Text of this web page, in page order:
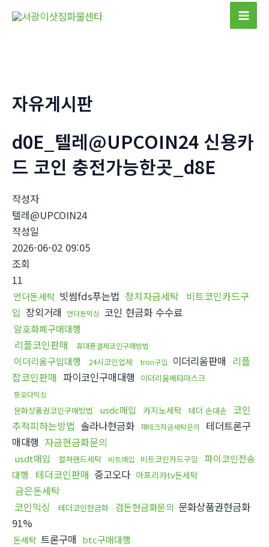
Main
자유게시판
d0E_텔레@UPCOIN24 신용카
드 코인 충전가능한곳_d8E
작성자
텔레@UPCOIN24
작성일
2026-06-02 09:05
조회
11
언더돈세탁 빗썸fds푸는법 정치자금세탁 비트코인카드구
입 장외거래 언더돈믹싱 코인 현금화 수수료
암호화폐구매대행
리플코인판매 휴대폰결제코인구매방법
이더리움구입대행 24시코인업체 tron구입 이더리움판매 리플
잡코인판매 파이코인구매대행 이더리움메타마스크
핑오다믹싱
문화상품권코인구매방법 usdc매입 카지노세탁 테더 손대손 코인
추적피하는방법 솔라나현금화 재테크자금세탁문의
테더트론구
매대행 자금현금화문의
usdt매입 컬쳐랜드세탁 비트매입 비트코인카드구입
파이코인전송
대행
테더코인판매 중고오다 아프리카tv돈세탁
금은돈세탁
코인믹싱
테더코인현금화 검돈현금화문의 문화상품권현금화
91%
돈세탁 트론구매 btc구매대행